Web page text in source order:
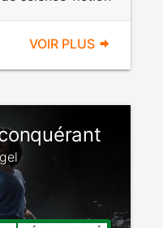
VOIR PLUS